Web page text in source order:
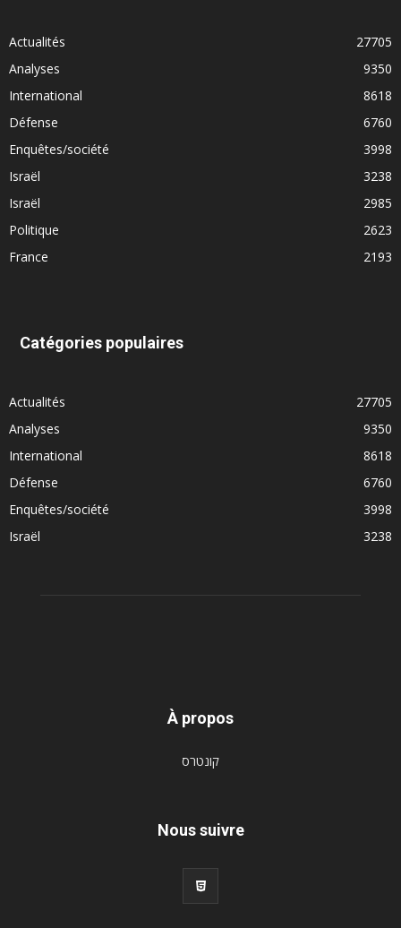
Actualités
27705
Analyses
9350
International
8618
Défense
6760
Enquêtes/société
3998
Israël
3238
Israël
2985
Politique
2623
France
2193
Catégories populaires
Actualités
27705
Analyses
9350
International
8618
Défense
6760
Enquêtes/société
3998
Israël
3238
À propos
קונטרס
Nous suivre